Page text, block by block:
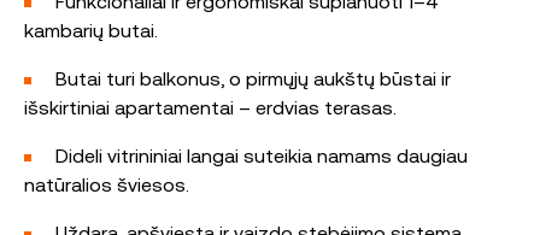
kambarių butai.
Butai turi balkonus, o pirmųjų aukštų būstai ir
išskirtiniai apartamentai – erdvias terasas.
Dideli vitrininiai langai suteikia namams daugiau
natūralios šviesos.